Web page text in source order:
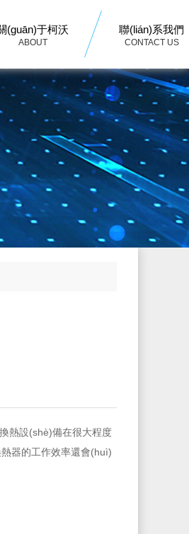
(guān)于柯沃
ABOUT
聯(lián)系我們
CONTACT US
熱設(shè)備在很大程度
熱器的工作效率還會(huì)